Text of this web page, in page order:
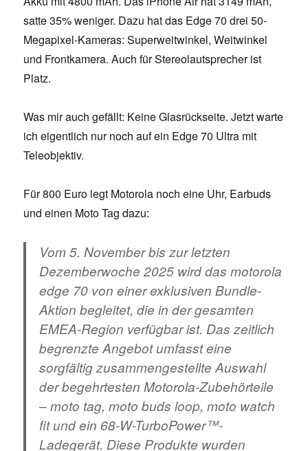
satte 35% weniger. Dazu hat das Edge 70 drei 50-
Megapixel-Kameras: Superweitwinkel, Weitwinkel
und Frontkamera. Auch für Stereolautsprecher ist
Platz.
Was mir auch gefällt: Keine Glasrückseite. Jetzt warte
ich eigentlich nur noch auf ein Edge 70 Ultra mit
Teleobjektiv.
Für 800 Euro legt Motorola noch eine Uhr, Earbuds
und einen Moto Tag dazu:
Vom 5. November bis zur letzten
Dezemberwoche 2025 wird das motorola
edge 70 von einer exklusiven Bundle-
Aktion begleitet, die in der gesamten
EMEA-Region verfügbar ist. Das zeitlich
begrenzte Angebot umfasst eine
sorgfältig zusammengestellte Auswahl
der begehrtesten Motorola-Zubehörteile
–moto tag,moto buds loop,moto watch
fitund ein 68-W-TurboPower™-
Ladegerät. Diese Produkte wurden